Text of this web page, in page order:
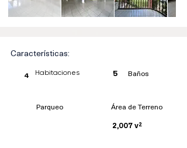
Características:
Habitaciones
4
Parqueo
Baños
5
Área de Terreno
2,007 v²